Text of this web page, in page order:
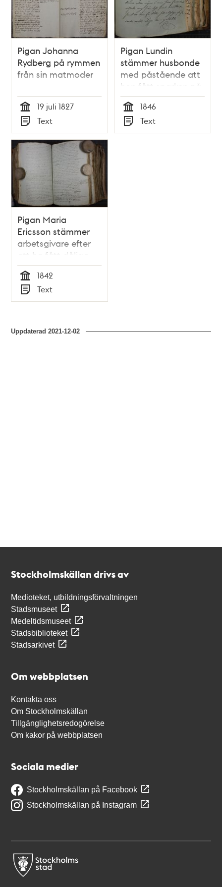
Pigan Johanna
Rydberg på rymmen
från sin matmoder
Tid
19 juli 1827
Typ
Text
Pigan Lundin
stämmer husbonde
med påstående att
hon fått sparken på
felaktiga grunder
Tid
1846
Typ
Text
Pigan Maria
Ericsson stämmer
arbetsgivare efter
att ha fått dåliga
arbetsbetyg –
rättsfall 1842
Tid
1842
Typ
Text
Uppdaterad2021-12-02
Stockholmskällan drivs av
Medioteket, utbildningsförvaltningen
Stadsmuseet
Medeltidsmuseet
Stadsbiblioteket
Stadsarkivet
Om webbplatsen
Kontakta oss
Om Stockholmskällan
Tillgänglighetsredogörelse
Om kakor på webbplatsen
Sociala medier
Stockholmskällan på Facebook
Stockholmskällan på Instagram